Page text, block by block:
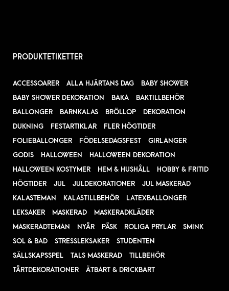
PRODUKTETIKETTER
ACCESSOARER ALLA HJÄRTANS DAG
BABY SHOWER
BABY SHOWER DEKORATION
BAKA
BAKTILLBEHÖR
BALLONGER
BARNKALAS BRÖLLOP
DEKORATION
DUKNING
FESTARTIKLAR
FLER HÖGTIDER
FOLIEBALLONGER
FÖDELSEDAGSFEST
GIRLANGER
GODIS
HALLOWEEN
HALLOWEEN DEKORATION
HALLOWEEN KOSTYMER
HEM & HUSHÅLL
HOBBY & FRITID
HÖGTIDER
JUL JULDEKORATIONER
JUL MASKERAD
KALASTEMAN
KALASTILLBEHÖR
LATEXBALLONGER
LEKSAKER
MASKERAD
MASKERADKLÄDER
MASKERADTEMAN
NYÅR PÅSK ROLIGA PRYLAR
SMINK
SOL & BAD
STRESSLEKSAKER
STUDENTEN
SÄLLSKAPSSPEL
TALS MASKERAD
TILLBEHÖR
TÅRTDEKORATIONER
ÄTBART & DRICKBART